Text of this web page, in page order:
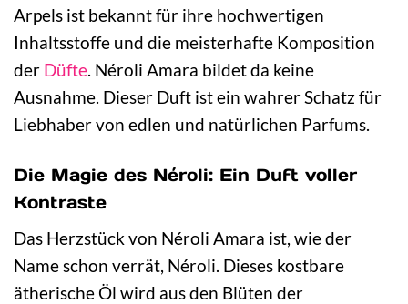
Arpels ist bekannt für ihre hochwertigen
Inhaltsstoffe und die meisterhafte Komposition
der Düfte. Néroli Amara bildet da keine
Ausnahme. Dieser Duft ist ein wahrer Schatz für
Liebhaber von edlen und natürlichen Parfums.
Die Magie des Néroli: Ein Duft voller
Kontraste
Das Herzstück von Néroli Amara ist, wie der
Name schon verrät, Néroli. Dieses kostbare
ätherische Öl wird aus den Blüten der